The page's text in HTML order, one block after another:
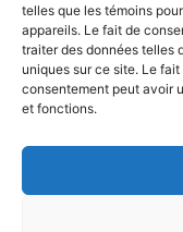
telles que les témoins
appareils. Le fait de
traiter des données telles
uniques sur ce site. Le
consentement peut avoir
et fonctions.
Nous Suivre
Contactez-nous :
12-3894 rue Sainte-